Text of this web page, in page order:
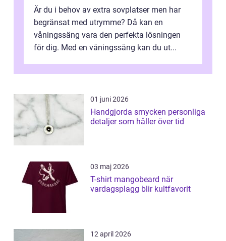
Är du i behov av extra sovplatser men har
begränsat med utrymme? Då kan en
våningssäng vara den perfekta lösningen
för dig. Med en våningssäng kan du ut...
01 juni 2026
Handgjorda smycken personliga
detaljer som håller över tid
03 maj 2026
T-shirt mangobeard när
vardagsplagg blir kultfavorit
12 april 2026